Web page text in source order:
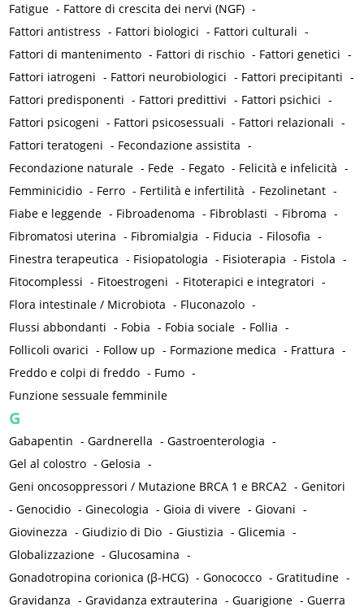
Fatigue - Fattore di crescita dei nervi (NGF) -
Fattori antistress - Fattori biologici - Fattori culturali -
Fattori di mantenimento - Fattori di rischio - Fattori genetici -
Fattori iatrogeni - Fattori neurobiologici - Fattori precipitanti -
Fattori predisponenti - Fattori predittivi - Fattori psichici -
Fattori psicogeni - Fattori psicosessuali - Fattori relazionali -
Fattori teratogeni - Fecondazione assistita -
Fecondazione naturale - Fede - Fegato - Felicità e infelicità -
Femminicidio - Ferro - Fertilità e infertilità - Fezolinetant -
Fiabe e leggende - Fibroadenoma - Fibroblasti - Fibroma -
Fibromatosi uterina - Fibromialgia - Fiducia - Filosofia -
Finestra terapeutica - Fisiopatologia - Fisioterapia - Fistola -
Fitocomplessi - Fitoestrogeni - Fitoterapici e integratori -
Flora intestinale / Microbiota - Fluconazolo -
Flussi abbondanti - Fobia - Fobia sociale - Follia -
Follicoli ovarici - Follow up - Formazione medica - Frattura -
Freddo e colpi di freddo - Fumo -
Funzione sessuale femminile
G
Gabapentin -Gardnerella -Gastroenterologia -
Gel al colostro -Gelosia -
Geni oncosoppressori / Mutazione BRCA 1 e BRCA2 -Genitori
-Genocidio -Ginecologia -Gioia di vivere -Giovani -
Giovinezza -Giudizio di Dio -Giustizia -Glicemia -
Globalizzazione -Glucosamina -
Gonadotropina corionica (β-HCG) -Gonococco -Gratitudine -
Gravidanza -Gravidanza extrauterina -Guarigione -Guerra